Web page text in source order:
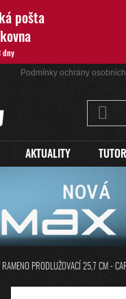
pošta
dny
Podmínky ochrany
AKTUALITY
RAMENO PRODLUŽOVACÍ 25,7 CM -